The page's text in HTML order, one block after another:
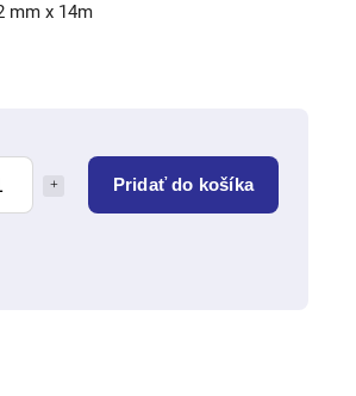
Pridať do košíka
mm x 14m